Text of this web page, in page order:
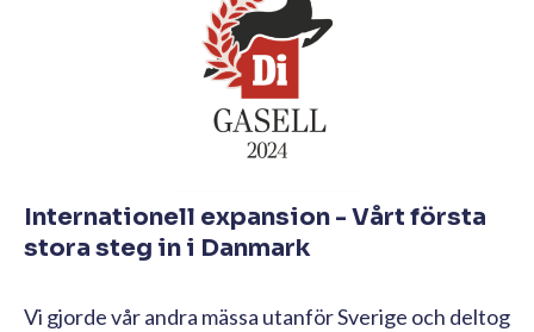
Internationell expansion - Vårt första
stora steg in i Danmark
Vi gjorde vår andra mässa utanför Sverige och deltog